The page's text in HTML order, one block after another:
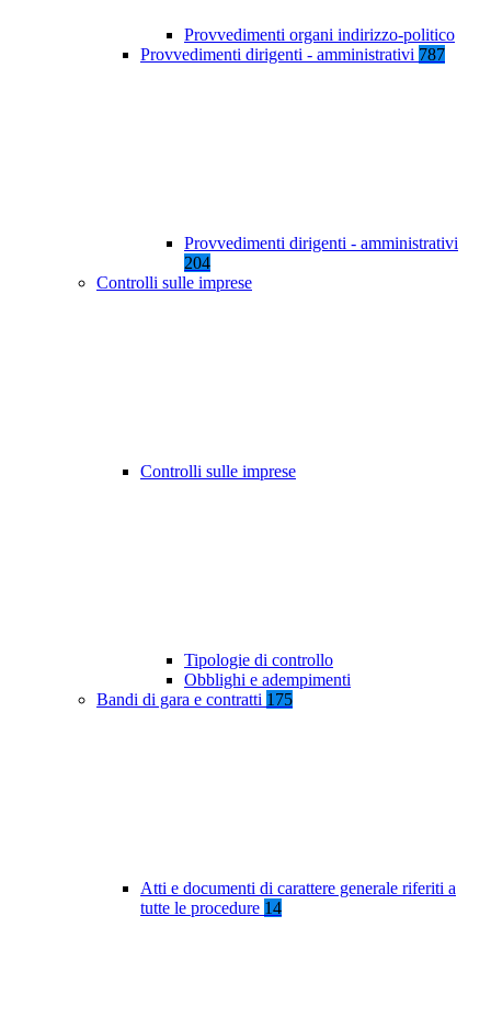
Provvedimenti organi indirizzo-politico
Provvedimenti dirigenti - amministrativi 787
Provvedimenti dirigenti - amministrativi
204
Controlli sulle imprese
Controlli sulle imprese
Tipologie di controllo
Obblighi e adempimenti
Bandi di gara e contratti 175
Atti e documenti di carattere generale riferiti a
tutte le procedure 14